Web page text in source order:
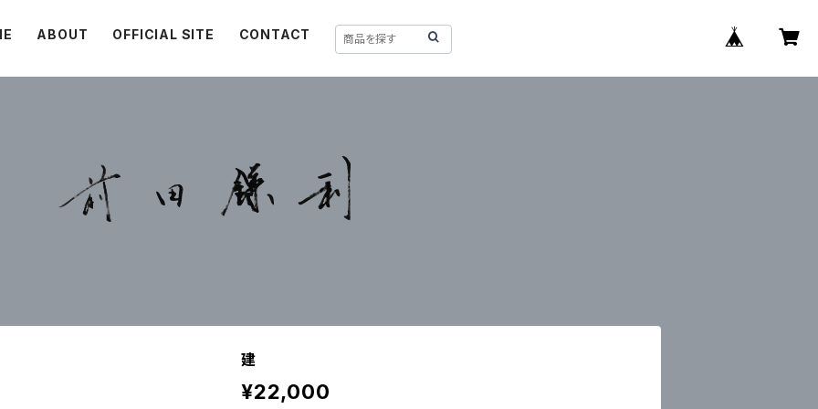
ABOUT OFFICIAL SITE CONTACT
建
¥22,000